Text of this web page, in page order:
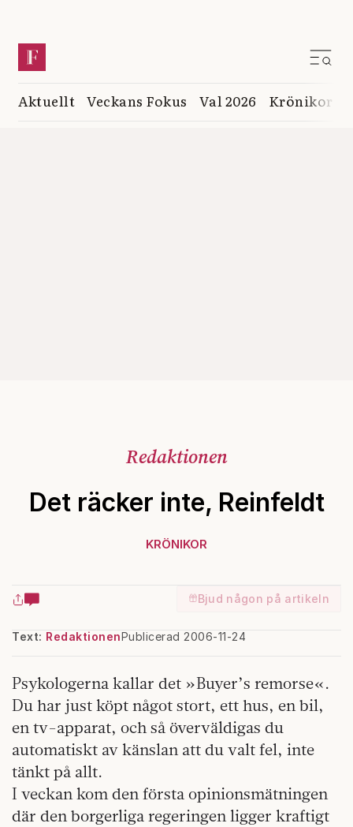
Aktuellt Veckans Fokus Val 2026 Krönikor
Redaktionen
Det räcker inte, Reinfeldt
KRÖNIKOR
Bjud någon på artikeln
Text: RedaktionenPublicerad 2006-11-24
Psykologerna kallar det »Buyer’s remorse«.
Du har just köpt något stort, ett hus, en bil,
en tv-apparat, och så överväldigas du
automatiskt av känslan att du valt fel, inte
tänkt på allt.
I veckan kom den första opinionsmätningen
där den borgerliga regeringen ligger kraftigt